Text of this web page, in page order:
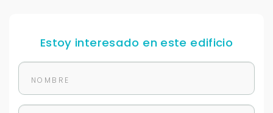
Estoy interesado en este edificio